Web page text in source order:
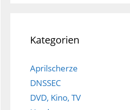
Kategorien
Aprilscherze
DNSSEC
DVD, Kino, TV